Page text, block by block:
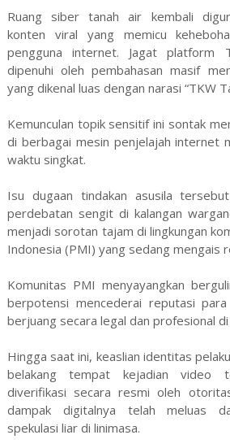
Ruang siber tanah air kembali
konten viral yang memicu
pengguna internet. Jagat platform
dipenuhi oleh pembahasan masif
yang dikenal luas dengan narasi “TKW
Kemunculan topik sensitif ini sontak
di berbagai mesin penjelajah internet
waktu singkat.
Isu dugaan tindakan asusila
perdebatan sengit di kalangan
menjadi sorotan tajam di lingkungan
Indonesia (PMI) yang sedang mengais
Komunitas PMI menyayangkan
berpotensi mencederai reputasi
berjuang secara legal dan profesional di
Hingga saat ini, keaslian identitas
belakang tempat kejadian video
diverifikasi secara resmi oleh
dampak digitalnya telah meluas
spekulasi liar di linimasa.